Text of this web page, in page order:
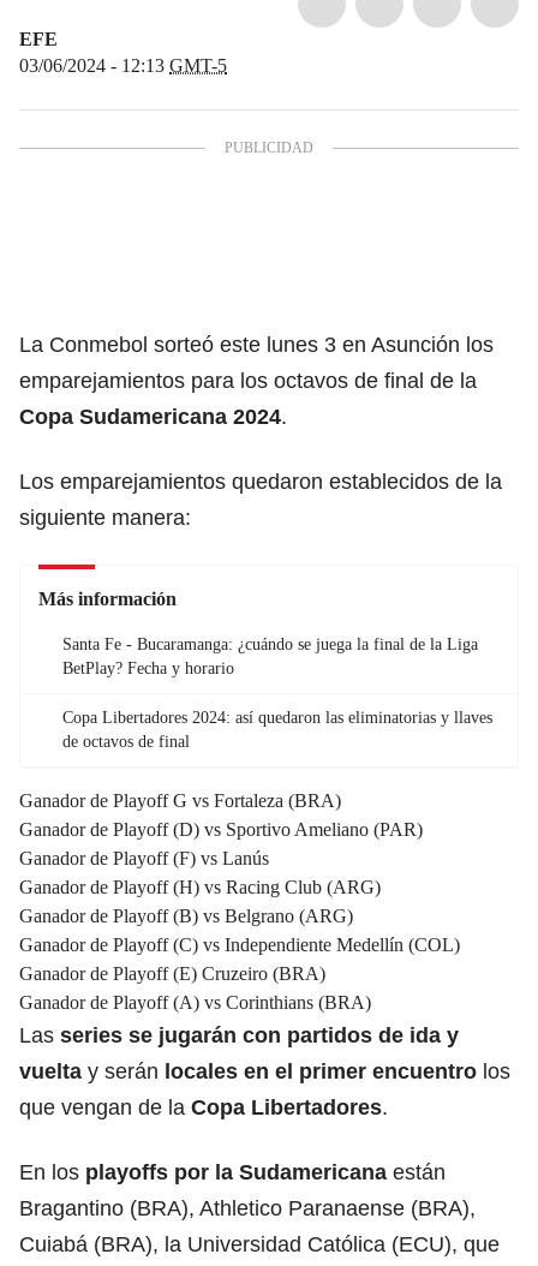
EFE
03/06/2024 - 12:13 GMT-5
La Conmebol sorteó este lunes 3 en Asunción los
emparejamientos para los octavos de final de la
Copa Sudamericana 2024.
Los emparejamientos quedaron establecidos de la
siguiente manera:
Más información
Santa Fe - Bucaramanga: ¿cuándo se juega la final de la Liga
BetPlay? Fecha y horario
Copa Libertadores 2024: así quedaron las eliminatorias y llaves
de octavos de final
Ganador de Playoff G vs Fortaleza (BRA)
Ganador de Playoff (D) vs Sportivo Ameliano (PAR)
Ganador de Playoff (F) vs Lanús
Ganador de Playoff (H) vs Racing Club (ARG)
Ganador de Playoff (B) vs Belgrano (ARG)
Ganador de Playoff (C) vs Independiente Medellín (COL)
Ganador de Playoff (E) Cruzeiro (BRA)
Ganador de Playoff (A) vs Corinthians (BRA)
Las series se jugarán con partidos de ida y
vuelta y serán locales en el primer encuentro los
que vengan de la Copa Libertadores.
En los playoffs por la Sudamericana están
Bragantino (BRA), Athletico Paranaense (BRA),
Cuiabá (BRA), la Universidad Católica (ECU), que